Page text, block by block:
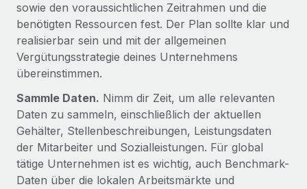
Mobilität und Relocation
Mühelose Relocation von Mitarbeiter:innen
Benefits
Auf einen Blick Erfahre mehr über die unglaubliche
Transformation einer weltweit erfolgreichen...
Mehr erfahren
BLOG
Neues zu Remote-Produkten: Integration mit
Plus
Auch im neuen Jahr wollen wir bei Remote Unternehmen
aller Größen dabei unterstützen, die beste...
Mehr erfahren
sowie den voraussichtlichen Zeitrahmen und die
benötigten Ressourcen fest. Der Plan sollte klar und
realisierbar sein und mit der allgemeinen
Vergütungsstrategie deines Unternehmens
übereinstimmen.
Sammle Daten. Nimm dir Zeit, um alle relevanten
Daten zu sammeln, einschließlich der aktuellen
Gehälter, Stellenbeschreibungen, Leistungsdaten
der Mitarbeiter und Sozialleistungen. Für global
tätige Unternehmen ist es wichtig, auch Benchmark-
Daten über die lokalen Arbeitsmärkte und